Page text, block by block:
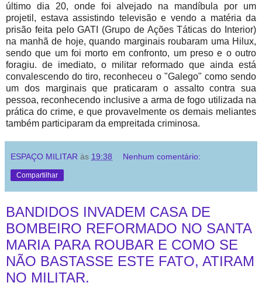
último dia 20, onde foi alvejado na mandíbula por um
projetil, estava assistindo televisão e vendo a matéria da
prisão feita pelo GATI (Grupo de Ações Táticas do Interior)
na manhã de hoje, quando marginais roubaram uma Hilux,
sendo que um foi morto em confronto, um preso e o outro
foragiu. de imediato, o militar reformado que ainda está
convalescendo do tiro, reconheceu o "Galego" como sendo
um dos marginais que praticaram o assalto contra sua
pessoa, reconhecendo inclusive a arma de fogo utilizada na
prática do crime, e que provavelmente os demais meliantes
também participaram da empreitada criminosa.
ESPAÇO MILITAR às 19:38 Nenhum comentário:
Compartilhar
BANDIDOS INVADEM CASA DE
BOMBEIRO REFORMADO NO SANTA
MARIA PARA ROUBAR E COMO SE
NÃO BASTASSE ESTE FATO, ATIRAM
NO MILITAR.